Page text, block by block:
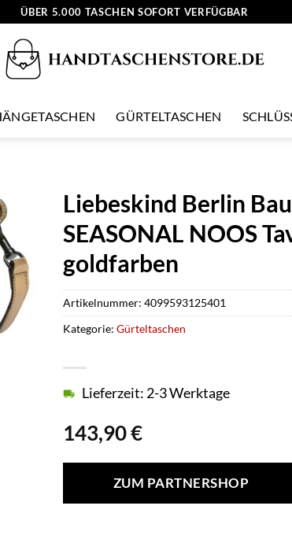
ÜBER 5.000 TASCHEN SOFORT VERFÜGBAR
GÜRTELTASCHEN
Liebeskind Berlin
SEASONAL NOOS
goldfarben
143,90€
Lieferzeit: 2-3 Werktage
ZUM PARTNERSHOP
Artikelnummer:4099593125401
Kategorie:Gürteltaschen